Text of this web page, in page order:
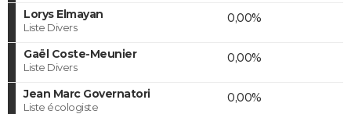
Lorys Elmayan
Liste Divers
0,00%
Gaël Coste-Meunier
Liste Divers
0,00%
Jean Marc Governatori
Liste écologiste
0,00%